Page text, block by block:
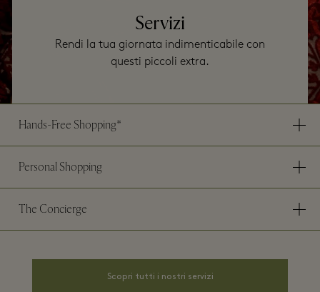
Servizi
Rendi la tua giornata indimenticabile con
questi piccoli extra.
Hands-Free Shopping*
Personal Shopping
The Concierge
Scopri tutti i nostri servizi